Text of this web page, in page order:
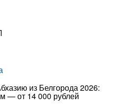
из Белгорода 2026:
— от 14 000 рублей